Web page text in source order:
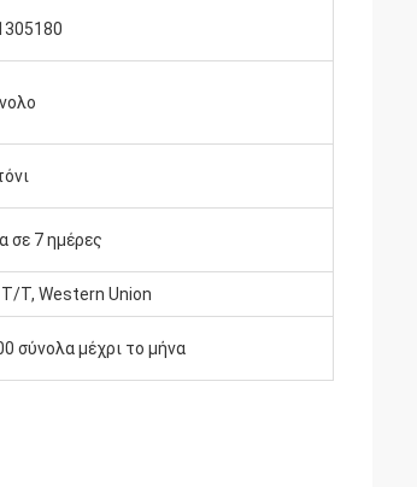
σε 7 ημέρες
Τ, Western Union
σύνολα μέχρι το μήνα